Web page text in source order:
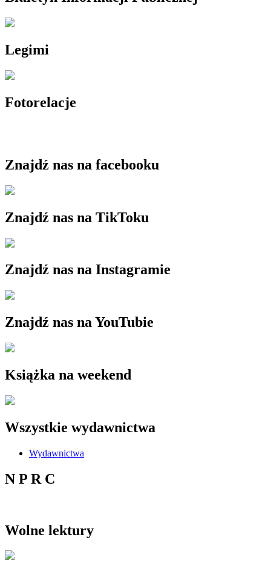
Legimi
Fotorelacje
Znajdź nas na facebooku
Znajdź nas na TikToku
Znajdź nas na Instagramie
Znajdź nas na YouTubie
Książka na weekend
Wszystkie wydawnictwa
Wydawnictwa
N P R C
Wolne lektury